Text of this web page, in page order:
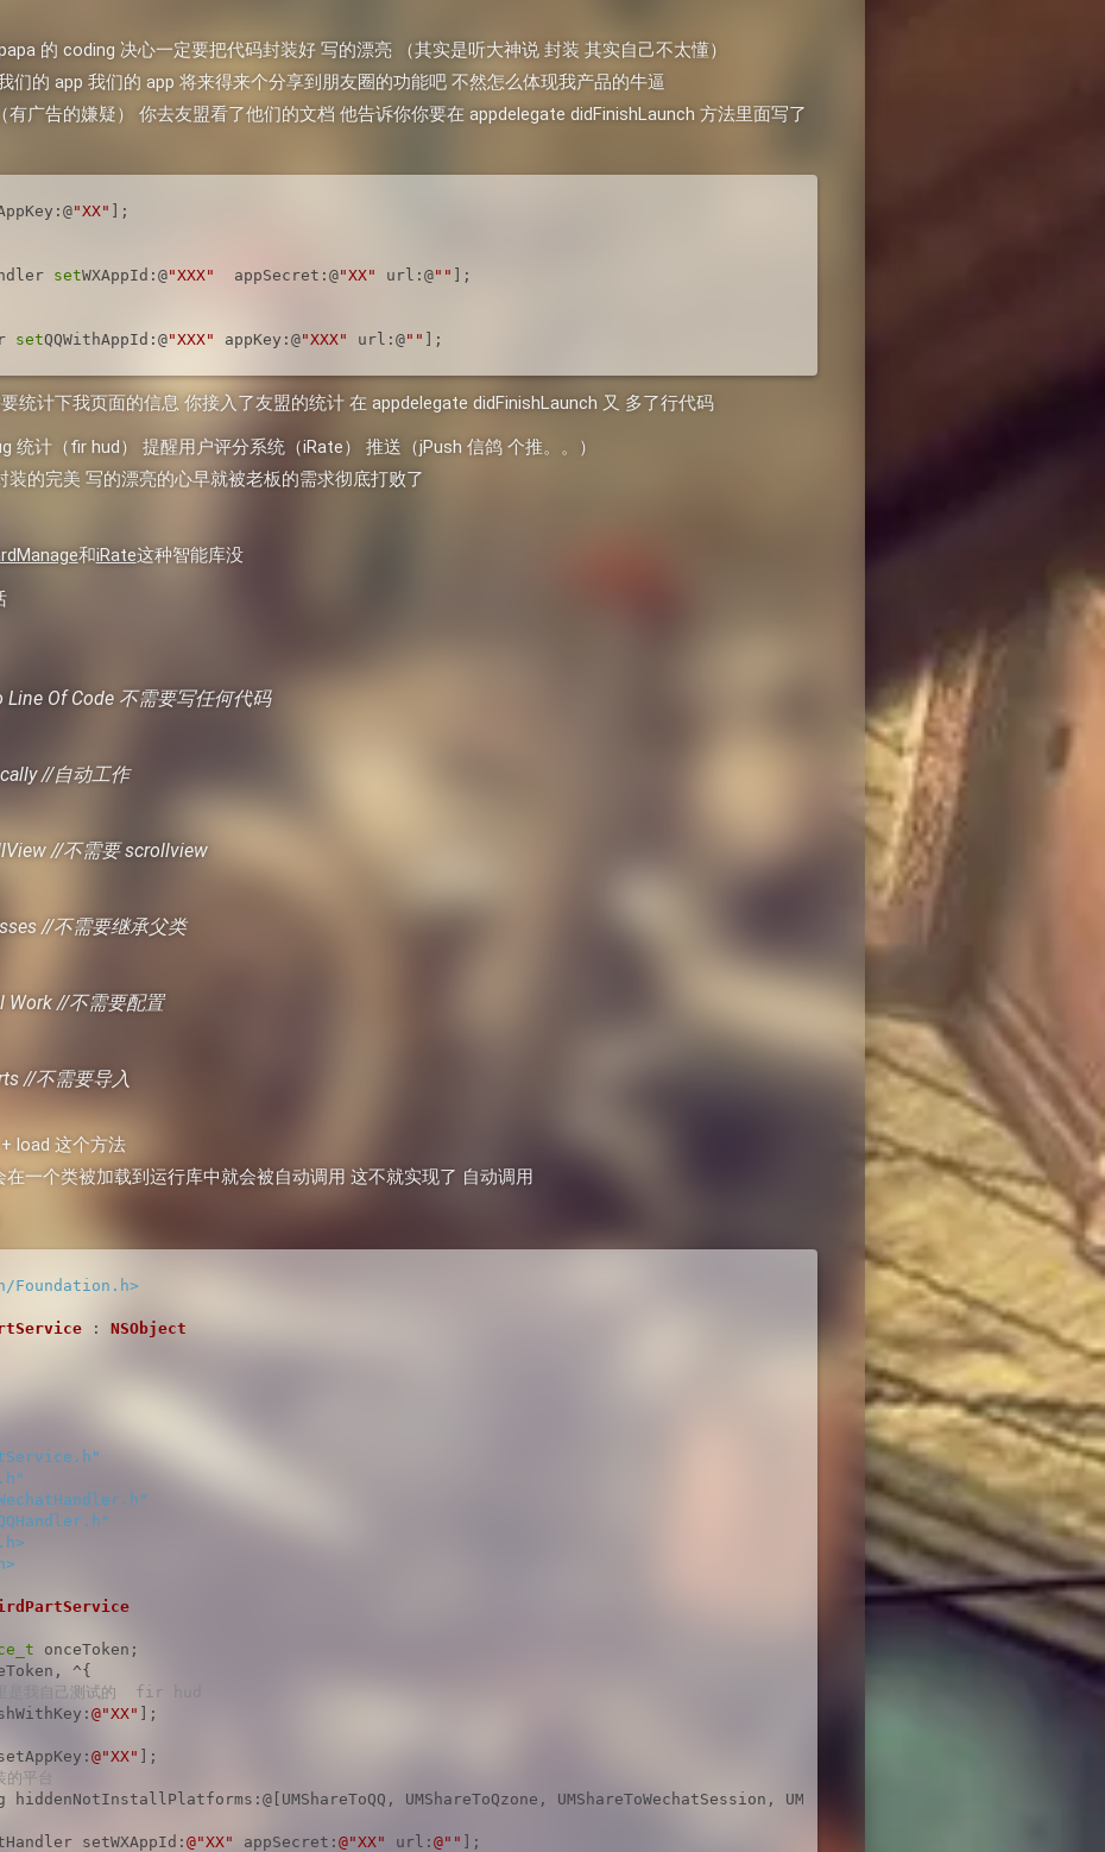
的 coding 决心一定要把代码封装好 写的漂亮 （其实是听大神说 封装 其实自己不太懂）
们的 app 我们的 app 将来得来个分享到朋友圈的功能吧 不然怎么体现我产品的牛逼
广告的嫌疑） 你去友盟看了他们的文档 他告诉你你要在 appdelegate didFinishLaunch 方法里面写了
"XX" ];
setWXAppId:@"XXX"
  appSecret:@
"XX" url:@"" ];
setQQWithAppId:@"XXX" appKey:@"XXX" url:@"" ];
统计下我页面的信息 你接入了友盟的统计 在 appdelegate didFinishLaunch 又 多了行代码
统计（fir hud） 提醒用户评分系统（iRate） 推送（jPush 信鸽 个推。。）
装的完美 写的漂亮的心早就被老板的需求彻底打败了
和iRate这种智能库没
Line Of Code 不需要写任何代码
//自动工作
//不需要 scrollview
//不需要继承父类
Work //不需要配置
//不需要导入
load 这个方法
在一个类被加载到运行库中就会被自动调用 这不就实现了 自动调用
Foundation.h>
: NSObject
^{
我自己测试的  fir hud
@"XX"
];
@"XX"
];
平台
hiddenNotInstallPlatforms:@[UMShareToQQ, UMShareToQzone, UMShareToWechatSession, UMShareToWechatTimeline]];
setWXAppId:
@"XX" appSecret:@"XX" url:@""
];